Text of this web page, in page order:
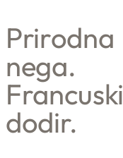
Prirodna
nega.
Francuski
dodir.